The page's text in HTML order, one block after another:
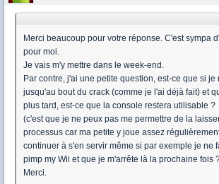
Merci beaucoup pour votre réponse. C'est sympa
pour moi.
Je vais m'y mettre dans le week-end.
Par contre, j'ai une petite question, est-ce que si je
jusqu'au bout du crack (comme je l'ai déjà fait) et
plus tard, est-ce que la console restera utilisable ?
(c'est que je ne peux pas me permettre de la
processus car ma petite y joue assez
continuer à s'en servir même si par exemple je ne
pimp my Wii et que je m'arrête là la prochaine fois
Merci.